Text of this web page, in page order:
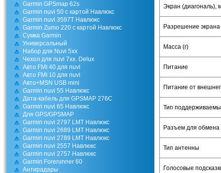
Garmin GPSmap 62s
Garmin nuvi 50 c картой Навлюкс
Garmin nuvi 3597T Навлюкс
Garmin Zumo 220 с картой Навлюкс
Cумка Garmin
Универсальный
Набор для Nuvi 5xx
Чехол для nuvi 7xx. Delux
Авто FMI 40 для nuvi
Авто FMI 10 для nuvi
Авто+MSN USB mini
Garmin nuvi 55 Навлюкс
Дата-кабель для GPSMAP 276C
Garmin nuvi 65 Навлюкс
Для GPS/GPSMAP
Garmin nuvi 2797 LMT Навлюкс
Garmin nuvi 2689 LMT Навлюкс
Garmin nuvi 2789 LMT Навлюкс
Garmin nuvi 2557 Навлюкс
Garmin nuvi 2757 Навлюкс
Garmin Forerunner 60
Антирадары
Экран (диагональ),
Разрешение экрана
Масса (г)
Питание
Питание от
Тип
Разъем для
Тип антенны
Голосовые